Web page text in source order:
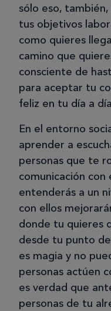
sólo eso,
tus objetivos
como quieres
camino que
consciente de
para aceptar tu
feliz en tu día a
En el entorno
aprender a
personas que te
comunicación con
entenderás a un
con ellos
donde tu quieres
desde tu punto
es magia y no
personas actúen
es verdad que
personas de tu